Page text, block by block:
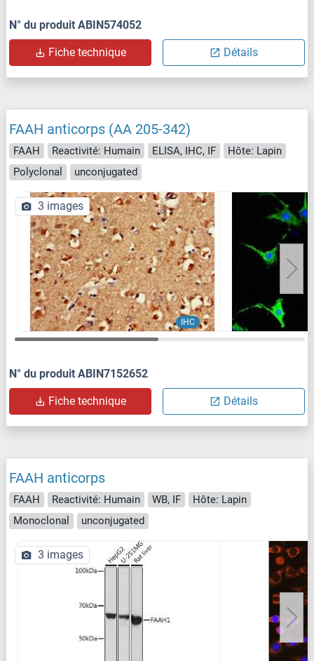
N° du produit ABIN574052
Fiche technique Détails
FAAH anticorps (AA 205-342)
FAAH Reactivité: Humain ELISA, IHC, IF
Hôte: Lapin
Polyclonal
unconjugated
IHC
3 images
N° du produit ABIN7152652
Fiche technique Détails
FAAH anticorps
FAAH Reactivité: Humain WB, IF
Hôte: Lapin
Monoclonal
unconjugated
3 images